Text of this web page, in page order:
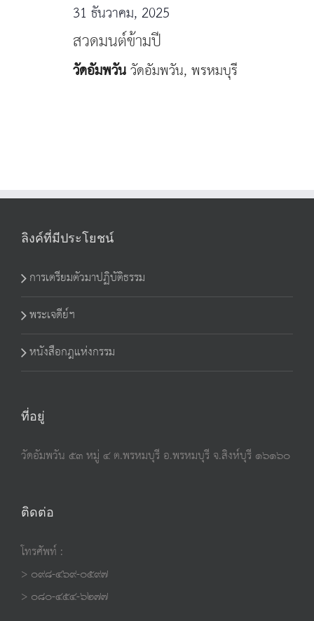
31 ธันวาคม, 2025
สวดมนต์ข้ามปี
วัดอัมพวันวัดอัมพวัน, พรหมบุรี
ลิงค์ที่มีประโยชน์
การเตรียมตัวมาปฏิบัติธรรม
พระเจดีย์ฯ
หนังสือกฎแห่งกรรม
ที่อยู่
วัดอัมพวัน ๕๓ หมู่ ๔ ต.พรหมบุรี อ.พรหมบุรี จ.สิงห์บุรี ๑๖๑๖๐
ติดต่อ
โทรศัพท์ :
> ๐๙๘-๔๖๙-๐๕๙๗
> ๐๘๐-๔๕๔-๖๒๗๗